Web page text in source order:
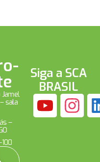
Jamel
sala
–
Siga a SCA
BRASIL